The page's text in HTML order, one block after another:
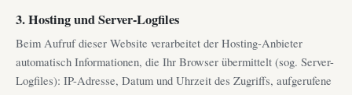
3. Hosting und Server-Logfiles
Beim Aufruf dieser Website verarbeitet der Hosting-Anbieter
automatisch Informationen, die Ihr Browser übermittelt (sog. Server-
Logfiles): IP-Adresse, Datum und Uhrzeit des Zugriffs, aufgerufene